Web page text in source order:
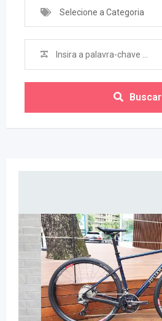
Selecione a Categoria
Buscar